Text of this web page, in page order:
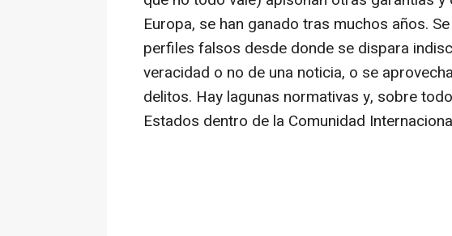
Europa, se han ganado tras muchos años.
perfiles falsos desde donde se dispara
veracidad o no de una noticia, o se
delitos. Hay lagunas normativas y, sobre
Estados dentro de la Comunidad